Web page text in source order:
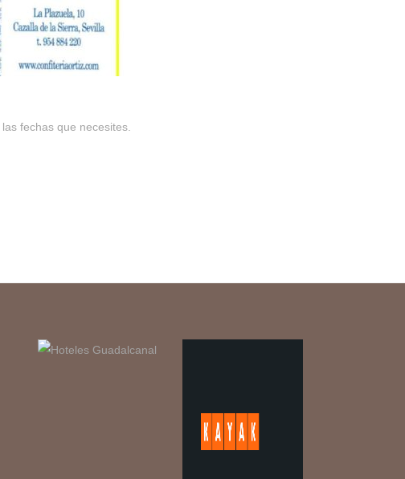
fechas que necesites.